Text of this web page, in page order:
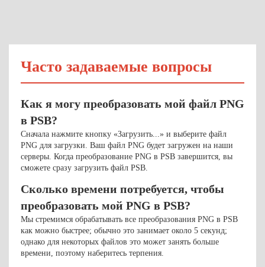
Часто задаваемые вопросы
Как я могу преобразовать мой файл PNG
в PSB?
Сначала нажмите кнопку «Загрузить...» и выберите файл
PNG для загрузки. Ваш файл PNG будет загружен на наши
серверы. Когда преобразование PNG в PSB завершится, вы
сможете сразу загрузить файл PSB.
Сколько времени потребуется, чтобы
преобразовать мой PNG в PSB?
Мы стремимся обрабатывать все преобразования PNG в PSB
как можно быстрее; обычно это занимает около 5 секунд;
однако для некоторых файлов это может занять больше
времени, поэтому наберитесь терпения.